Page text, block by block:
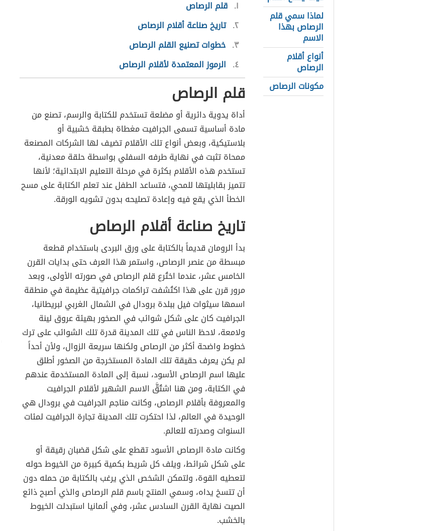
لماذا سمي قلم
الرصاص بهذا
الاسم
أنواع أقلام
الرصاص
مكونات الرصاص
١ قلم الرصاص
٢ تاريخ صناعة أقلام الرصاص
٣ خطوات تصنيع القلم الرصاص
٤ الرموز المعتمدة لأقلام الرصاص
قلم الرصاص
أداة يدوية دائرية أو مضلعة تستخدم للكتابة والرسم، تصنع من
مادة أساسية تسمى الجرافيت مغطاة بطبقة خشبية أو
بلاستيكية، وبعض أنواع تلك الأقلام تضيف لها الشركات المصنعة
ممحاة تثبت في نهاية طرفه السفلي بواسطة حلقة معدنية،
تستخدم هذه الأقلام بكثرة في مرحلة التعليم الابتدائية؛ لأنها
تتميز بقابليتها للمحي، فتساعد الطفل عند تعلم الكتابة على مسح
الخطأ الذي يقع فيه وإعادة تصليحه بدون تشويه الورقة.
تاريخ صناعة أقلام الرصاص
بدأ الرومان قديماً بالكتابة على ورق البردى باستخدام قطعة
مبسطة من عنصر الرصاص، واستمر هذا العرف حتى بدايات القرن
الخامس عشر، عندما اختُرع قلم الرصاص في صورته الأولى، وبعد
مرور قرن على هذا اكتُشفت تراكمات جرافيتية عظيمة في منطقة
اسمها سيثوات فيل ببلدة برودال في الشمال الغربي لبريطانيا،
الجرافيت كان على شكل شوائب في الصخور بهيئة عروق لينة
ولامعة، لاحظ الناس في تلك المدينة قدرة تلك الشوائب على ترك
خطوط واضحة أكثر من الرصاص ولكنها سريعة الزوال، ولأن أحداً
لم يكن يعرف حقيقة تلك المادة المستخرجة من الصخور أطلق
عليها اسم الرصاص الأسود، نسبة إلى المادة المستخدمة عندهم
في الكتابة، ومن هنا اشتُقَّ الاسم الشهير لأقلام الجرافيت
والمعروفة بأقلام الرصاص، وكانت مناجم الجرافيت في برودال هي
الوحيدة في العالم، لذا احتكرت تلك المدينة تجارة الجرافيت لمئات
السنوات وصدرته للعالم.
وكانت مادة الرصاص الأسود تقطع على شكل قضبان رقيقة أو
على شكل شرائط، ويلف كل شريط بكمية كبيرة من الخيوط حوله
لتعطيه القوة، ولتمكن الشخص الذي يرغب بالكتابة من حمله دون
أن تتسخ يداه، وسمي المنتج باسم قلم الرصاص والذي أصبح ذائع
الصيت نهاية القرن السادس عشر، وفي ألمانيا استبدلت الخيوط
بالخشب.